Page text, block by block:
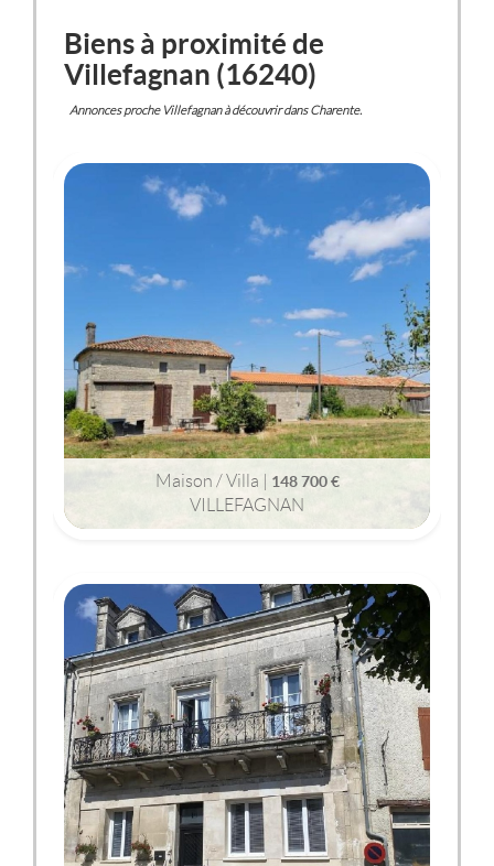
Biens à proximité de
Villefagnan (16240)
Annonces proche Villefagnan à découvrir dans Charente.
Maison / Villa | 148 700 €
VILLEFAGNAN
141m 2| 6 pièce(s) | Ext. 1 604m2
VILLEFAGNAN
MAISON / VILLA
148 700 €
VILLEFAGNAN(16240)
MAISON / VILLA
158 500 €